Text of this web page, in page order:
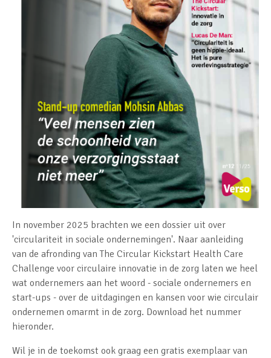
In november 2025 brachten we een dossier uit over
'circulariteit in sociale ondernemingen'. Naar aanleiding
van de afronding van The Circular Kickstart Health Care
Challenge voor circulaire innovatie in de zorg laten we heel
wat ondernemers aan het woord - sociale ondernemers en
start-ups - over de uitdagingen en kansen voor wie circulair
ondernemen omarmt in de zorg. Download het nummer
hieronder.
Wil je in de toekomst ook graag een gratis exemplaar van